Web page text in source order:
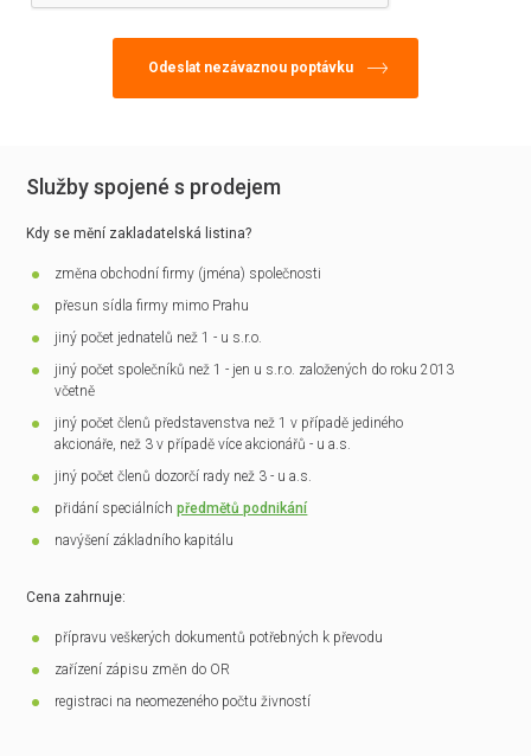
Služby spojené s prodejem
Kdy se mění zakladatelská listina?
změna obchodní firmy (jména) společnosti
přesun sídla firmy mimo Prahu
jiný počet jednatelů než 1 - u s.r.o.
jiný počet společníků než 1 - jen u s.r.o. založených do roku 2013
včetně
jiný počet členů představenstva než 1 v případě jediného
akcionáře, než 3 v případě více akcionářů - u a.s.
jiný počet členů dozorčí rady než 3 - u a.s.
přidání speciálníchpředmětů podnikání
navýšení základního kapitálu
Cena zahrnuje:
přípravu veškerých dokumentů potřebných k převodu
zařízení zápisu změn do OR
registraci na neomezeného počtu živností